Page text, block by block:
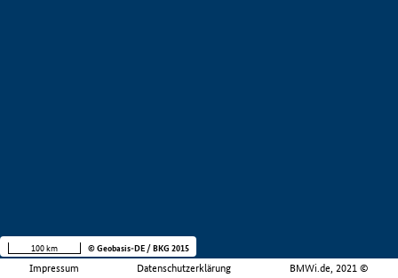
Impressum Datenschutzerklärung BMWi.de, 2021 ©
100 km © Geobasis-DE / BKG 2015